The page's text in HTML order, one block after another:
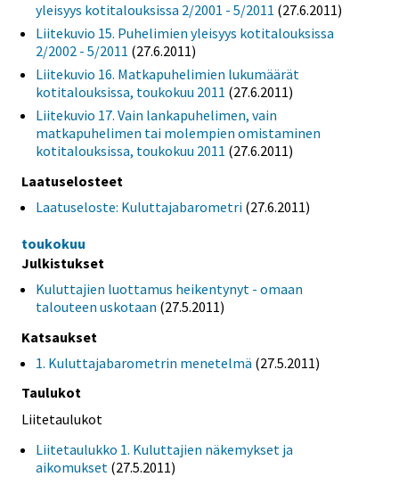
yleisyys kotitalouksissa 2/2001 - 5/2011 (27.6.2011)
Liitekuvio 15. Puhelimien yleisyys kotitalouksissa
2/2002 - 5/2011 (27.6.2011)
Liitekuvio 16. Matkapuhelimien lukumäärät
kotitalouksissa, toukokuu 2011 (27.6.2011)
Liitekuvio 17. Vain lankapuhelimen, vain
matkapuhelimen tai molempien omistaminen
kotitalouksissa, toukokuu 2011 (27.6.2011)
Laatuselosteet
Laatuseloste: Kuluttajabarometri (27.6.2011)
toukokuu
Julkistukset
Kuluttajien luottamus heikentynyt - omaan
talouteen uskotaan (27.5.2011)
Katsaukset
1. Kuluttajabarometrin menetelmä (27.5.2011)
Taulukot
Liitetaulukot
Liitetaulukko 1. Kuluttajien näkemykset ja
aikomukset (27.5.2011)